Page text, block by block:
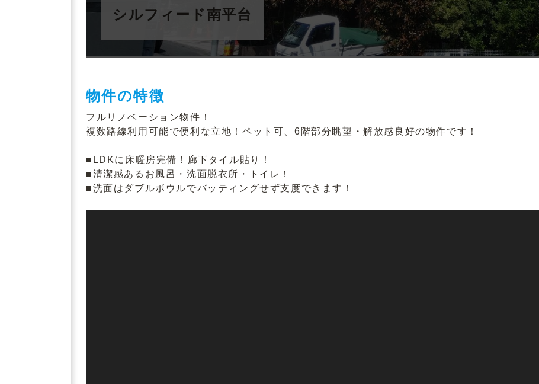
シルフィード南平台
物件の特徴
フルリノベーション物件！
複数路線利用可能で便利な立地！ペット可、6階部分眺望・解放感良好の物件です！
■LDKに床暖房完備！廊下タイル貼り！
■清潔感あるお風呂・洗面脱衣所・トイレ！
■洗面はダブルボウルでバッティングせず支度できます！